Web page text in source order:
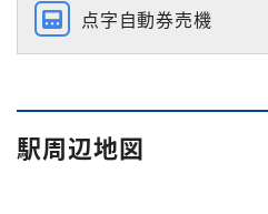
点字自動券売機
駅周辺地図